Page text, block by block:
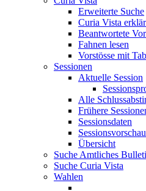
Erweiterte Suche
Curia Vista
Beantwortete
Fahnen lesen
Vorstösse mit
Sessionen
Aktuelle Session
Alle
Frühere
Sessionsdaten
Übersicht
Suche Amtliches
Suche Curia Vista
Wahlen